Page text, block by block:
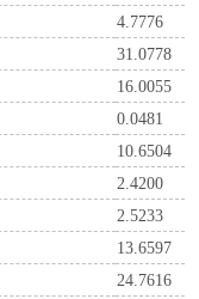
4.7776
31.0778
16.0055
0.0481
10.6504
2.4200
2.5233
13.6597
24.7616